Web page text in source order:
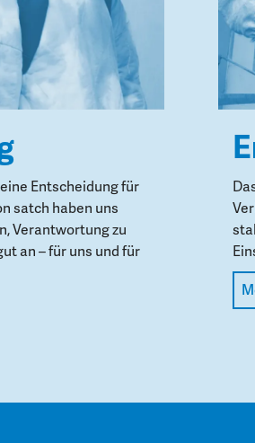
Entscheidung für
satch haben uns
Verantwortung zu
an – für uns und für